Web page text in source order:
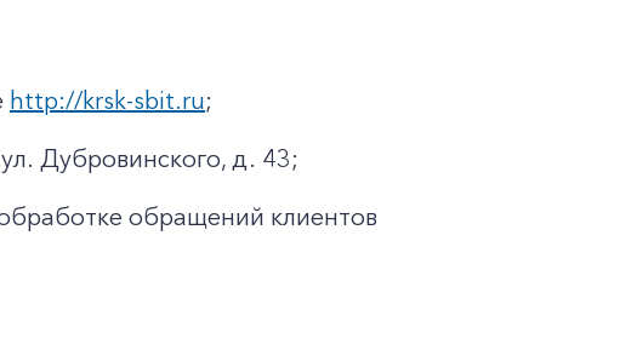
http://krsk-sbit.ru;
Дубровинского, д. 43;
обращений клиентов